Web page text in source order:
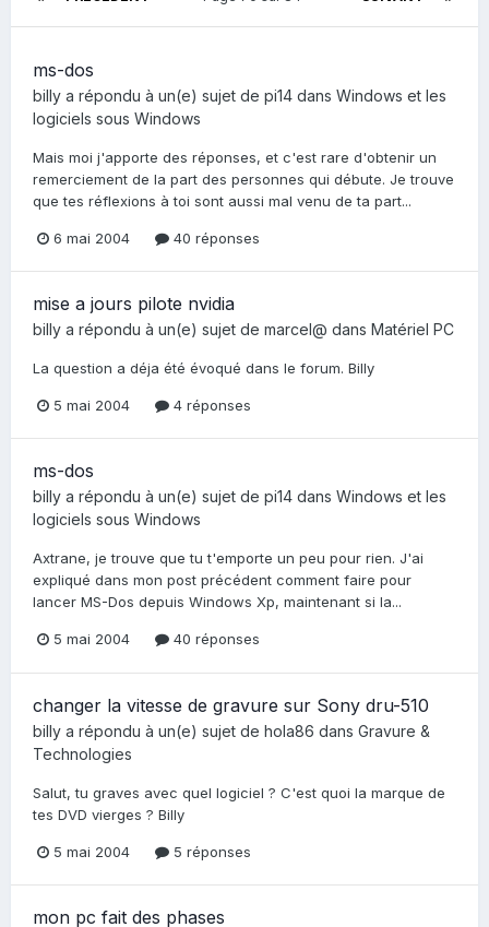
ms-dos
billy a répondu à un(e) sujet de pi14 dans Windows et les
logiciels sous Windows
Mais moi j'apporte des réponses, et c'est rare d'obtenir un
remerciement de la part des personnes qui débute. Je trouve
que tes réflexions à toi sont aussi mal venu de ta part...
6 mai 2004 40 réponses
mise a jours pilote nvidia
billy a répondu à un(e) sujet de marcel@ dans Matériel PC
La question a déja été évoqué dans le forum. Billy
5 mai 2004 4 réponses
ms-dos
billy a répondu à un(e) sujet de pi14 dans Windows et les
logiciels sous Windows
Axtrane, je trouve que tu t'emporte un peu pour rien. J'ai
expliqué dans mon post précédent comment faire pour
lancer MS-Dos depuis Windows Xp, maintenant si la...
5 mai 2004 40 réponses
changer la vitesse de gravure sur Sony dru-510
billy a répondu à un(e) sujet de hola86 dans Gravure &
Technologies
Salut, tu graves avec quel logiciel ? C'est quoi la marque de
tes DVD vierges ? Billy
5 mai 2004 5 réponses
mon pc fait des phases